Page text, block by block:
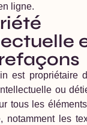
ligne.
est propriétaire
ou
tous les
notamment les